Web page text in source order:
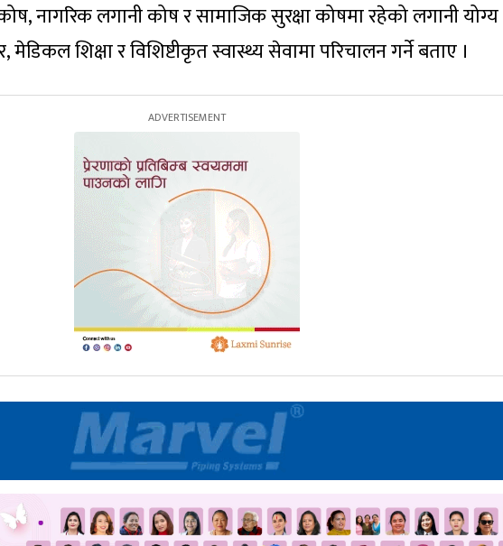
नागरिक लगानी कोष र सामाजिक सुरक्षा कोषमा रहेको लगानी योग्य
मेडिकल शिक्षा र विशिष्टीकृत स्वास्थ्य सेवामा परिचालन गर्ने बताए ।